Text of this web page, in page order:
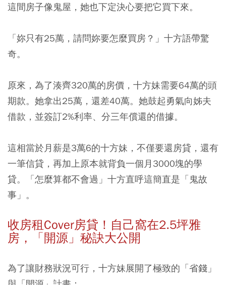
這間房子像鬼屋，她也下定決心要把它買下來。
「妳只有25萬，請問妳要怎麼買房？」十方語帶驚
奇。
原來，為了湊齊320萬的房價，十方妹需要64萬的頭
期款。她拿出25萬，還差40萬。她鼓起勇氣向姊夫
借款，並簽訂2%利率、分三年償還的借據。
這相當於月薪是3萬6的十方妹，不僅要還房貸，還有
一筆信貸，再加上原本就背負一個月3000塊的學
貸。「怎麼算都不會過」十方直呼這簡直是「鬼故
事」。
收房租Cover房貸！自己窩在2.5坪雅
房，「開源」秘訣大公開
為了讓財務狀況可行，十方妹展開了極致的「省錢」